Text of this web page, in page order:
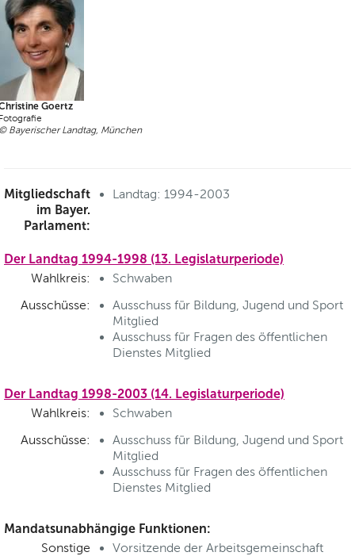
Goertz
Bayerischer Landtag, München
Mitgliedschaft
im Bayer.
Parlament:
Landtag: 1994-2003
Der Landtag 1994-1998 (13. Legislaturperiode)
Wahlkreis:
Schwaben
Ausschüsse:
Ausschuss für Bildung, Jugend und Sport
Mitglied
Ausschuss für Fragen des öffentlichen
Dienstes Mitglied
Der Landtag 1998-2003 (14. Legislaturperiode)
Wahlkreis:
Schwaben
Ausschüsse:
Ausschuss für Bildung, Jugend und Sport
Mitglied
Ausschuss für Fragen des öffentlichen
Dienstes Mitglied
Mandatsunabhängige Funktionen:
Sonstige
Vorsitzende der Arbeitsgemeinschaft